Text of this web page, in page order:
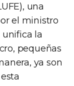
una
el ministro
unifica la
pequeñas
ya son